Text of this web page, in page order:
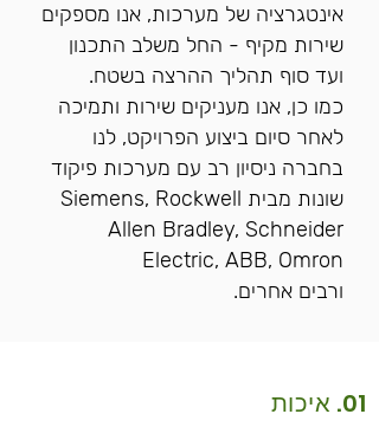
אינטגרציה של מערכות, אנו מספקים
שירות מקיף - החל משלב התכנון
ועד סוף תהליך ההרצה בשטח.
כמו כן, אנו מעניקים שירות ותמיכה
לאחר סיום ביצוע הפרויקט, לנו
בחברה ניסיון רב עם מערכות פיקוד
שונות מבית Siemens, Rockwell
Allen Bradley, Schneider
Electric, ABB, Omron
ורבים אחרים.
01. איכות